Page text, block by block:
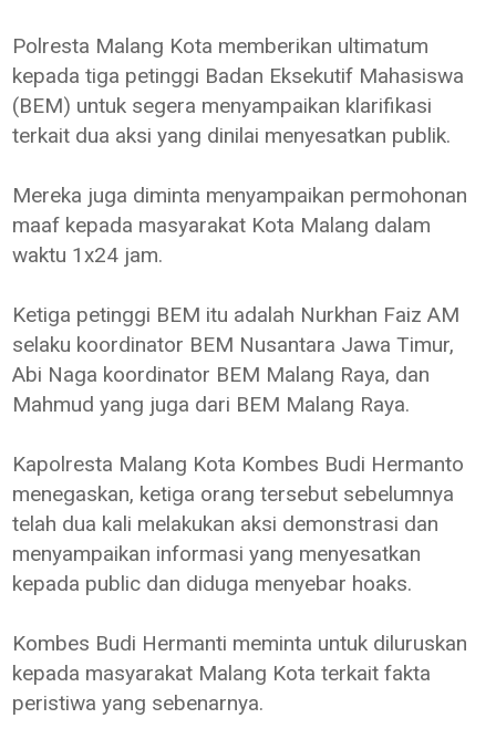
Polresta Malang Kota memberikan ultimatum
kepada tiga petinggi Badan Eksekutif Mahasiswa
(BEM) untuk segera menyampaikan klarifikasi
terkait dua aksi yang dinilai menyesatkan publik.
Mereka juga diminta menyampaikan permohonan
maaf kepada masyarakat Kota Malang dalam
waktu 1x24 jam.
Ketiga petinggi BEM itu adalah Nurkhan Faiz AM
selaku koordinator BEM Nusantara Jawa Timur,
Abi Naga koordinator BEM Malang Raya, dan
Mahmud yang juga dari BEM Malang Raya.
Kapolresta Malang Kota Kombes Budi Hermanto
menegaskan, ketiga orang tersebut sebelumnya
telah dua kali melakukan aksi demonstrasi dan
menyampaikan informasi yang menyesatkan
kepada public dan diduga menyebar hoaks.
Kombes Budi Hermanti meminta untuk diluruskan
kepada masyarakat Malang Kota terkait fakta
peristiwa yang sebenarnya.